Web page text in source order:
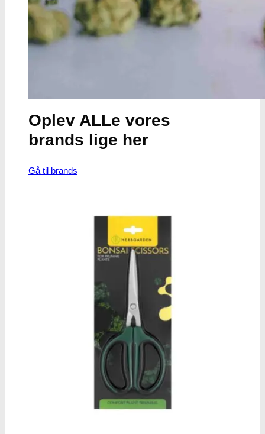
Oplev ALLe vores
brands lige her
Gå til brands
Narkotests
Kokain renhedhedstest
Crack renhedhedstest
Kokain blandingsmiddel test
MDMA renhedstest